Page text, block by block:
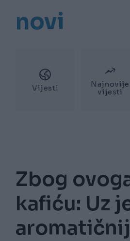
novi
Vijesti
Najnovije
vijesti
Zbog
kafiću: Uz